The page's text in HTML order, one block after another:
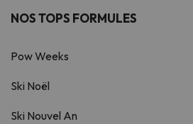
NOS TOPS FORMULES
Pow Weeks
Ski Noël
Ski Nouvel An